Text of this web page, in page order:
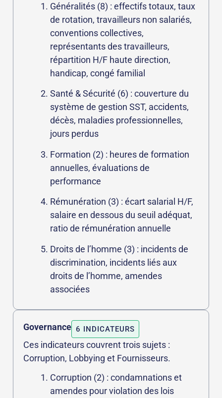
Généralités (8) : effectifs totaux, taux
de rotation, travailleurs non salariés,
conventions collectives,
représentants des travailleurs,
répartition H/F haute direction,
handicap, congé familial
Santé & Sécurité (6) : couverture du
système de gestion SST, accidents,
décès, maladies professionnelles,
jours perdus
Formation (2) : heures de formation
annuelles, évaluations de
performance
Rémunération (3) : écart salarial H/F,
salaire en dessous du seuil adéquat,
ratio de rémunération annuelle
Droits de l’homme (3) : incidents de
discrimination, incidents liés aux
droits de l’homme, amendes
associées
Governance 6 INDICATEURS
Ces indicateurs couvrent trois sujets :
Corruption, Lobbying et Fournisseurs.
Corruption (2) : condamnations et
amendes pour violation des lois